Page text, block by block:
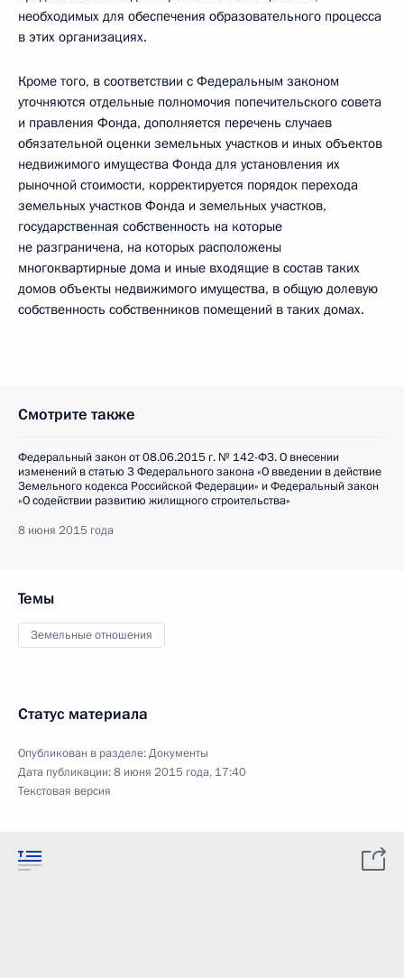
необходимых для обеспечения образовательного процесса
в этих организациях.
Кроме того, в соответствии с Федеральным законом
уточняются отдельные полномочия попечительского совета
и правления Фонда, дополняется перечень случаев
обязательной оценки земельных участков и иных объектов
недвижимого имущества Фонда для установления их
рыночной стоимости, корректируется порядок перехода
земельных участков Фонда и земельных участков,
государственная собственность на которые
не разграничена, на которых расположены
многоквартирные дома и иные входящие в состав таких
домов объекты недвижимого имущества, в общую долевую
собственность собственников помещений в таких домах.
Смотрите также
Федеральный закон от 08.06.2015 г. № 142-ФЗ. О внесении
изменений в статью 3 Федерального закона «О введении в действие
Земельного кодекса Российской Федерации» и Федеральный закон
«О содействии развитию жилищного строительства»
8 июня 2015 года
Темы
Земельные отношения
Статус материала
Опубликован в разделе:Документы
Дата публикации:8 июня 2015 года, 17:40
Текстовая версия